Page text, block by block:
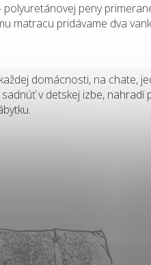
peny
matracu pridávame dva
domácnosti, na chate,
v detskej izbe,